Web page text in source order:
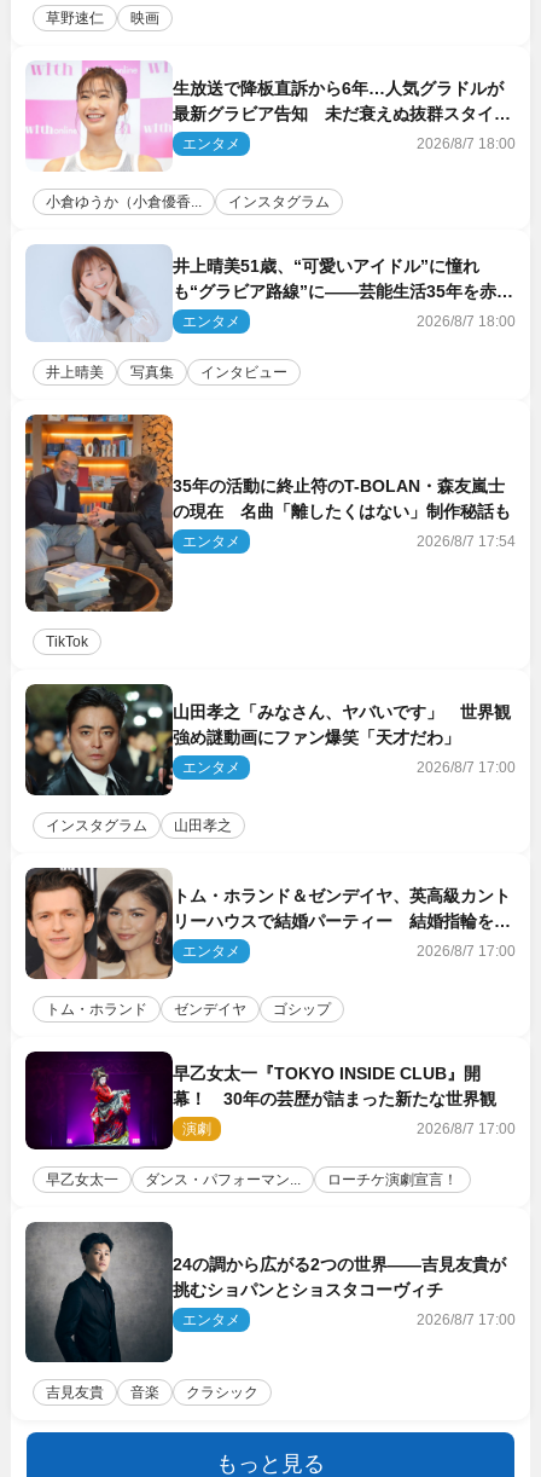
草野速仁 映画
生放送で降板直訴から6年…人気グラドルが
最新グラビア告知 未だ衰えぬ抜群スタイル
に反響
エンタメ 2026/8/7 18:00
小倉ゆうか（小倉優香... インスタグラム
井上晴美51歳、“可愛いアイドル”に憧れ
も“グラビア路線”に――芸能生活35年を赤
裸々に語る 27年ぶりに写真集発売
エンタメ 2026/8/7 18:00
井上晴美 写真集 インタビュー
35年の活動に終止符のT-BOLAN・森友嵐士
の現在 名曲「離したくはない」制作秘話も
エンタメ 2026/8/7 17:54
TikTok
山田孝之「みなさん、ヤバいです」 世界観
強め謎動画にファン爆笑「天才だわ」
エンタメ 2026/8/7 17:00
インスタグラム 山田孝之
トム・ホランド＆ゼンデイヤ、英高級カント
リーハウスで結婚パーティー 結婚指輪を身
に着けたトムも初キャッチ
エンタメ 2026/8/7 17:00
トム・ホランド ゼンデイヤ ゴシップ
早乙女太一『TOKYO INSIDE CLUB』開
幕！ 30年の芸歴が詰まった新たな世界観
演劇 2026/8/7 17:00
早乙女太一 ダンス・パフォーマン... ローチケ演劇宣言！
24の調から広がる2つの世界――吉見友貴が
挑むショパンとショスタコーヴィチ
エンタメ 2026/8/7 17:00
吉見友貴 音楽 クラシック
もっと見る